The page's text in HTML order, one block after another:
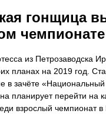
гонщица
из Петрозаводска
планах на 2019 год.
в зачёте
планирует перейти на
взрослый чемпионат в